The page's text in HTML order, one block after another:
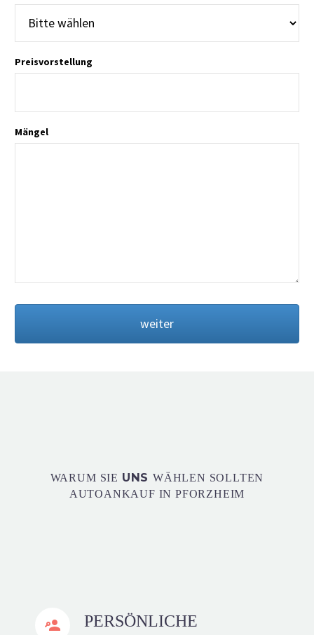
Preisvorstellung
Mängel
weiter
WARUM SIE UNS WÄHLEN SOLLTEN
AUTOANKAUF IN PFORZHEIM


PERSÖNLICHE